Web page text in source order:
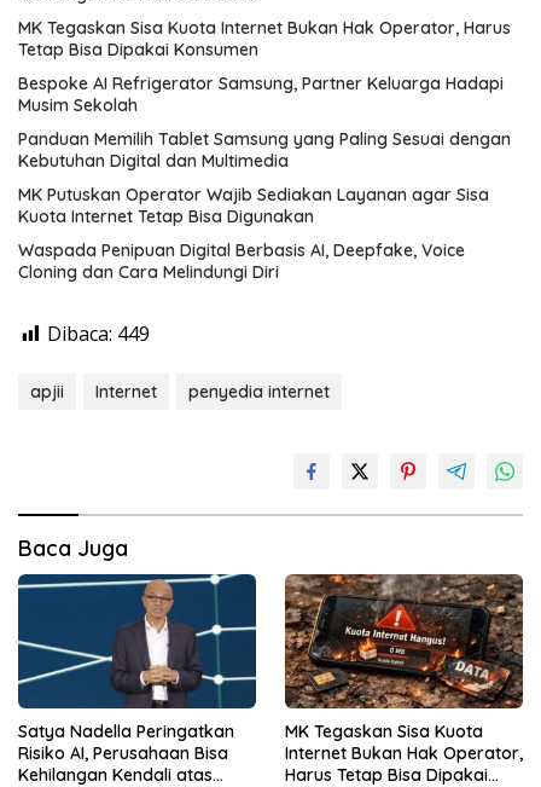
MK Tegaskan Sisa Kuota Internet Bukan Hak Operator, Harus
Tetap Bisa Dipakai Konsumen
Bespoke AI Refrigerator Samsung, Partner Keluarga Hadapi
Musim Sekolah
Panduan Memilih Tablet Samsung yang Paling Sesuai dengan
Kebutuhan Digital dan Multimedia
MK Putuskan Operator Wajib Sediakan Layanan agar Sisa
Kuota Internet Tetap Bisa Digunakan
Waspada Penipuan Digital Berbasis AI, Deepfake, Voice
Cloning dan Cara Melindungi Diri
Dibaca: 449
apjii Internet penyedia internet
Baca Juga
Satya Nadella Peringatkan
Risiko AI, Perusahaan Bisa
Kehilangan Kendali atas
MK Tegaskan Sisa Kuota
Internet Bukan Hak Operator,
Harus Tetap Bisa Dipakai